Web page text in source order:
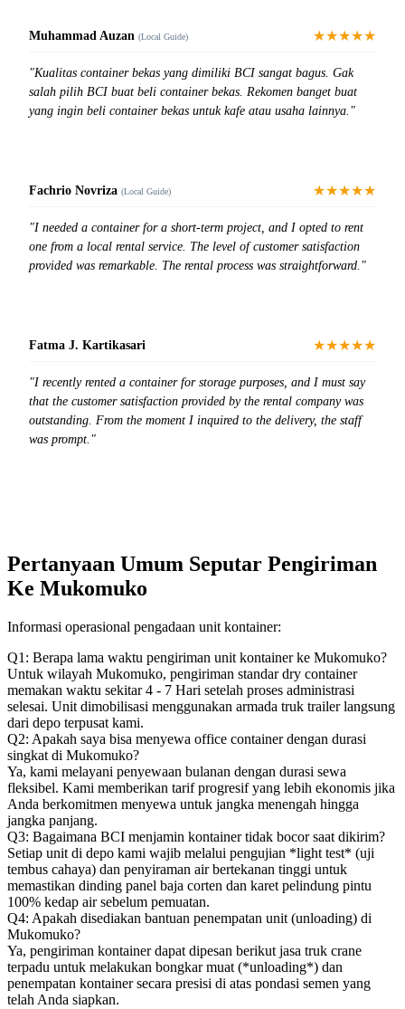
Muhammad Auzan (Local Guide) ★★★★★
"Kualitas container bekas yang dimiliki BCI sangat bagus. Gak
salah pilih BCI buat beli container bekas. Rekomen banget buat
yang ingin beli container bekas untuk kafe atau usaha lainnya."
Fachrio Novriza (Local Guide) ★★★★★
"I needed a container for a short-term project, and I opted to rent
one from a local rental service. The level of customer satisfaction
provided was remarkable. The rental process was straightforward."
Fatma J. Kartikasari ★★★★★
"I recently rented a container for storage purposes, and I must say
that the customer satisfaction provided by the rental company was
outstanding. From the moment I inquired to the delivery, the staff
was prompt."
Pertanyaan Umum Seputar Pengiriman
Ke Mukomuko
Informasi operasional pengadaan unit kontainer:
Q1: Berapa lama waktu pengiriman unit kontainer ke Mukomuko?
Untuk wilayah Mukomuko, pengiriman standar dry container
memakan waktu sekitar 4 - 7 Hari setelah proses administrasi
selesai. Unit dimobilisasi menggunakan armada truk trailer langsung
dari depo terpusat kami.
Q2: Apakah saya bisa menyewa office container dengan durasi
singkat di Mukomuko?
Ya, kami melayani penyewaan bulanan dengan durasi sewa
fleksibel. Kami memberikan tarif progresif yang lebih ekonomis jika
Anda berkomitmen menyewa untuk jangka menengah hingga
jangka panjang.
Q3: Bagaimana BCI menjamin kontainer tidak bocor saat dikirim?
Setiap unit di depo kami wajib melalui pengujian *light test* (uji
tembus cahaya) dan penyiraman air bertekanan tinggi untuk
memastikan dinding panel baja corten dan karet pelindung pintu
100% kedap air sebelum pemuatan.
Q4: Apakah disediakan bantuan penempatan unit (unloading) di
Mukomuko?
Ya, pengiriman kontainer dapat dipesan berikut jasa truk crane
terpadu untuk melakukan bongkar muat (*unloading*) dan
penempatan kontainer secara presisi di atas pondasi semen yang
telah Anda siapkan.